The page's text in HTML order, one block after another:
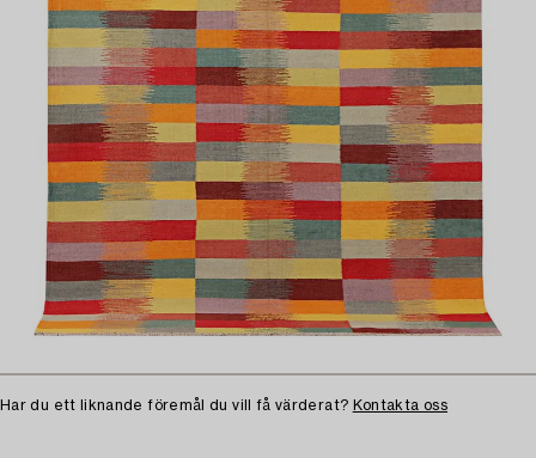
Har du ett liknande föremål du vill få värderat? Kontakta oss